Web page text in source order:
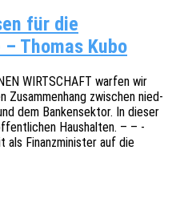
für die
Thomas Kubo
WIRTSCHAFT warfen wir
Zusam­men­hang zwischen nied­
dem Banken­sek­tor. In dieser
Haus­hal­ten. – – -
als Finanz­mi­nis­ter auf die